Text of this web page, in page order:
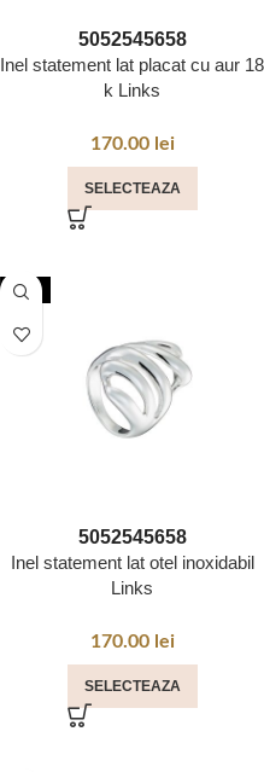
5052545658
Inel statement lat placat cu aur 18
k Links
170.00 lei
SELECTEAZA
NOU
5052545658
Inel statement lat otel inoxidabil
Links
170.00 lei
SELECTEAZA